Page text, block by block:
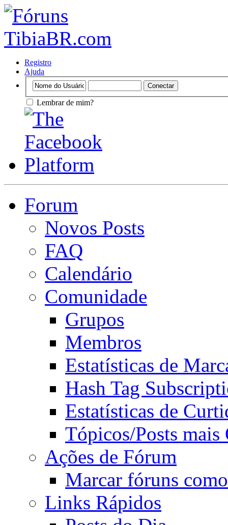
Registro
Ajuda
Lembrar de mim?
Forum
Novos Posts
FAQ
Calendário
Comunidade
Grupos
Membros
Estatísticas de
Hash Tag
Estatísticas de
Tópicos/Posts mais
Ações de Fórum
Marcar fóruns
Links Rápidos